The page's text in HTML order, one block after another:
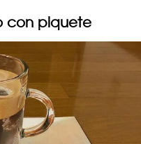
con piquete